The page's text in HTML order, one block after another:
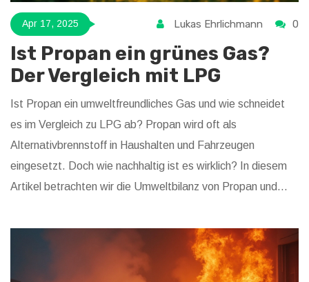
Apr 17, 2025 Lukas Ehrlichmann 0
Ist Propan ein grünes Gas?
Der Vergleich mit LPG
Ist Propan ein umweltfreundliches Gas und wie schneidet
es im Vergleich zu LPG ab? Propan wird oft als
Alternativbrennstoff in Haushalten und Fahrzeugen
eingesetzt. Doch wie nachhaltig ist es wirklich? In diesem
Artikel betrachten wir die Umweltbilanz von Propan und
gestalten kann.